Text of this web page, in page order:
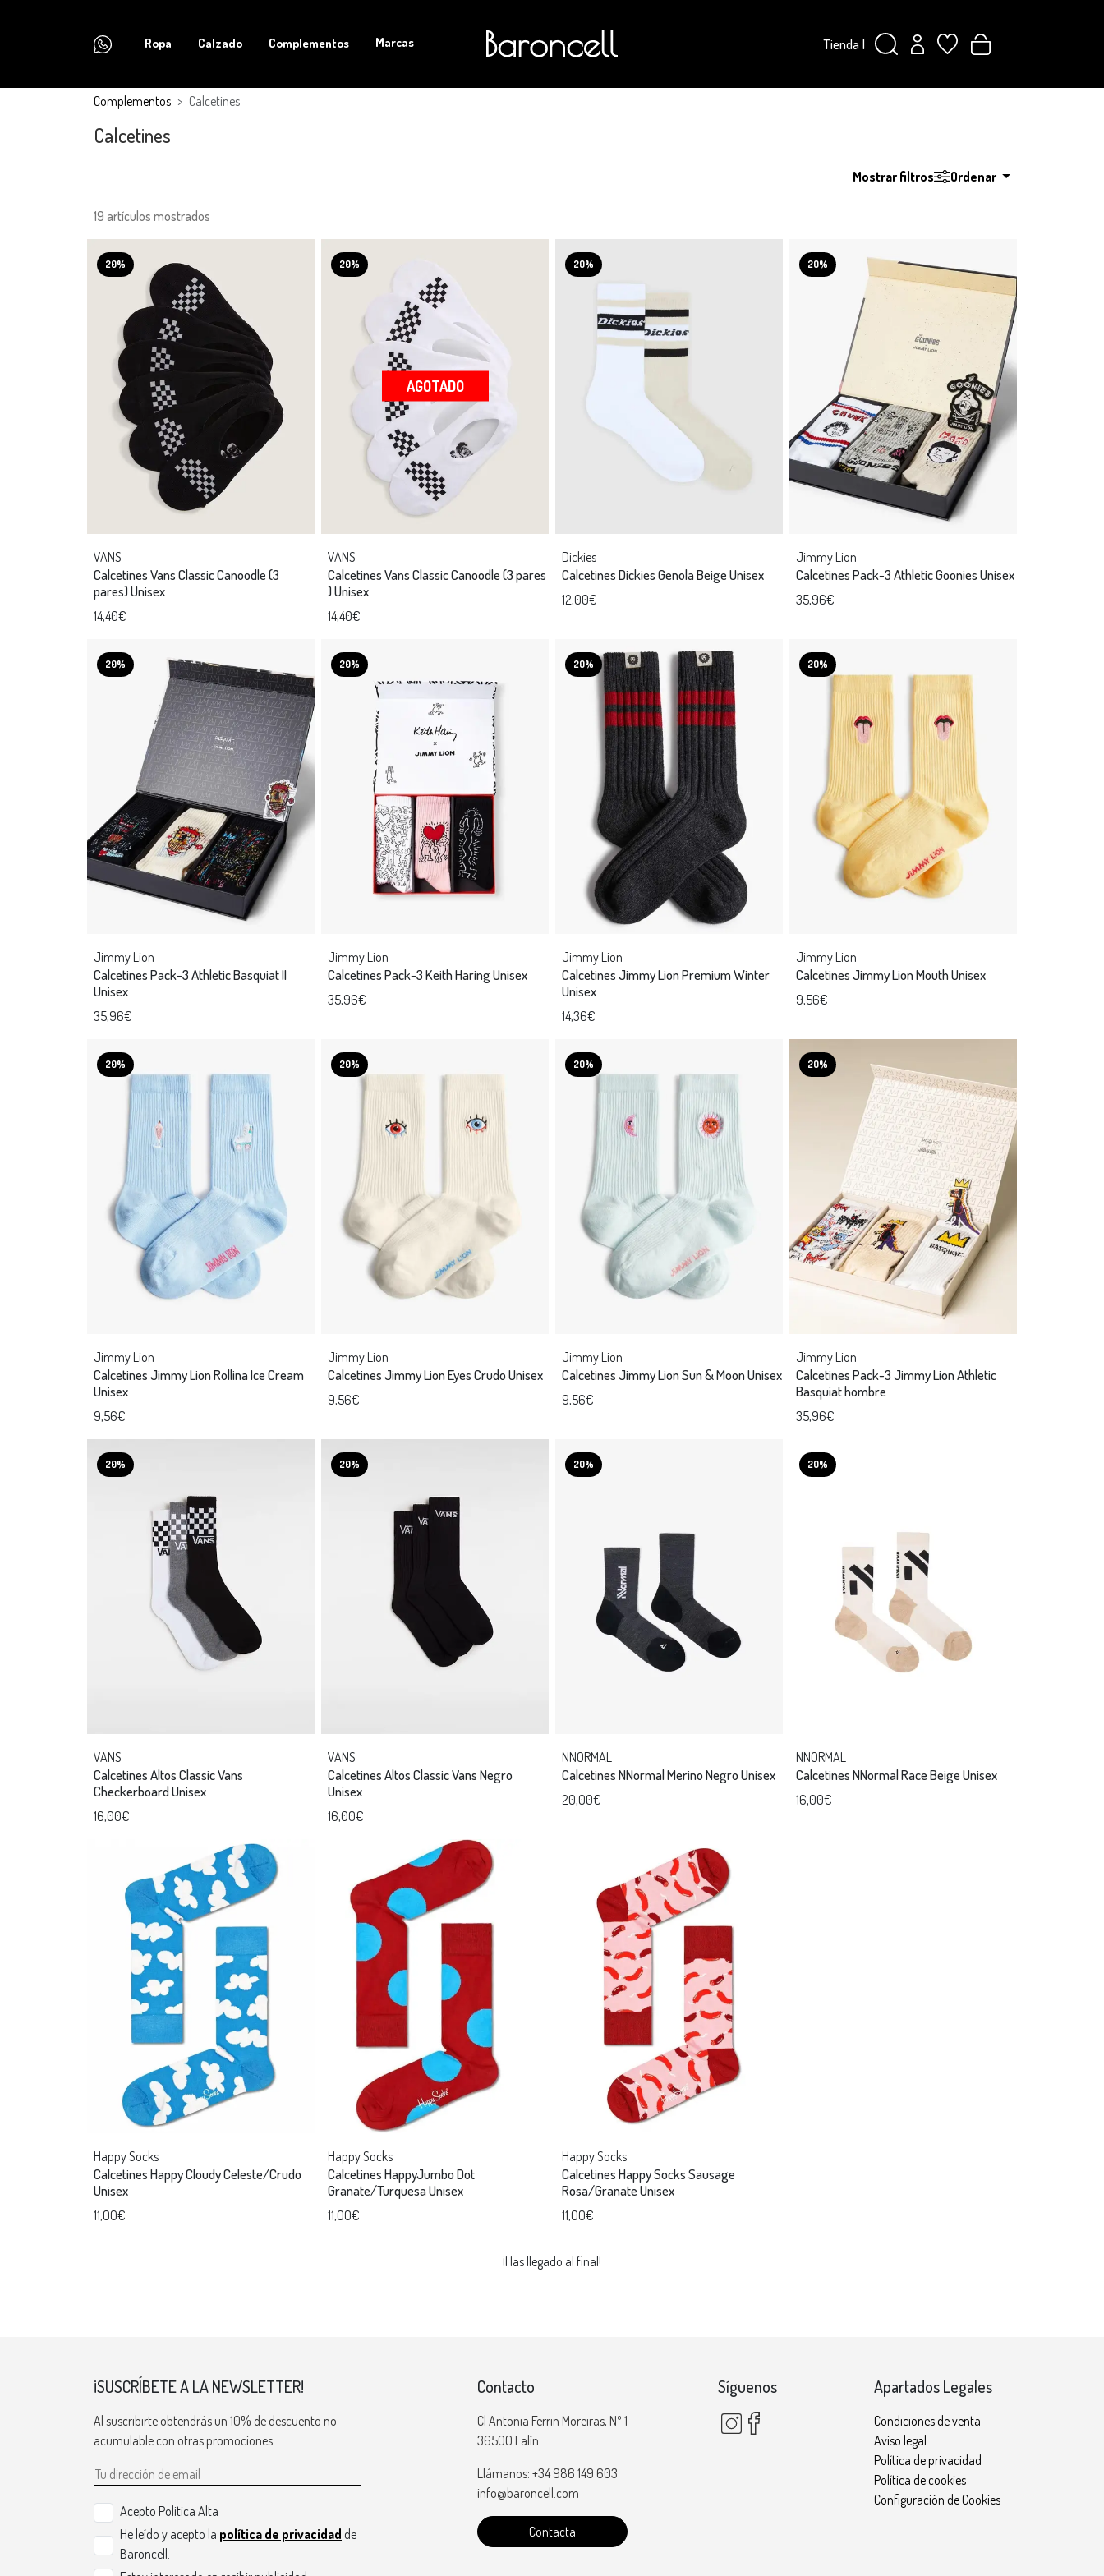
Ropa Calzado Complementos Marcas Tienda|
Complementos Calcetines
Calcetines
Mostrar filtros Ordenar
19 artículos mostrados
20%
VANS
Calcetines Vans Classic Canoodle (3
pares) Unisex
14,40€
20%
AGOTADO
VANS
Calcetines Vans Classic Canoodle (3 pares
) Unisex
14,40€
20%
Dickies
Calcetines Dickies Genola Beige Unisex
12,00€
20%
Jimmy Lion
Calcetines Pack-3 Athletic Goonies Unisex
35,96€
20%
Jimmy Lion
Calcetines Pack-3 Athletic Basquiat II
Unisex
35,96€
20%
Jimmy Lion
Calcetines Pack-3 Keith Haring Unisex
35,96€
20%
Jimmy Lion
Calcetines Jimmy Lion Premium Winter
Unisex
14,36€
20%
Jimmy Lion
Calcetines Jimmy Lion Mouth Unisex
9,56€
20%
Jimmy Lion
Calcetines Jimmy Lion Rollina Ice Cream
Unisex
9,56€
20%
Jimmy Lion
Calcetines Jimmy Lion Eyes Crudo Unisex
9,56€
20%
Jimmy Lion
Calcetines Jimmy Lion Sun & Moon Unisex
9,56€
20%
Jimmy Lion
Calcetines Pack-3 Jimmy Lion Athletic
Basquiat hombre
35,96€
20%
VANS
Calcetines Altos Classic Vans
Checkerboard Unisex
16,00€
20%
VANS
Calcetines Altos Classic Vans Negro
Unisex
16,00€
20%
NNORMAL
Calcetines NNormal Merino Negro Unisex
20,00€
20%
NNORMAL
Calcetines NNormal Race Beige Unisex
16,00€
Happy Socks
Calcetines Happy Cloudy Celeste/Crudo
Unisex
11,00€
Happy Socks
Calcetines HappyJumbo Dot
Granate/Turquesa Unisex
11,00€
Happy Socks
Calcetines Happy Socks Sausage
Rosa/Granate Unisex
11,00€
¡Has llegado al final!
¡SUSCRÍBETE A LA NEWSLETTER!
Al suscribirte obtendrás un 10% de descuento no
acumulable con otras promociones
Acepto Politica Alta
He leído y acepto la política de privacidad de
Baroncell.
Contacto
Cl Antonia Ferrin Moreiras, Nº 1
36500 Lalín
Llámanos: +34 986 149 603
info@baroncell.com
Contacta
Síguenos Apartados Legales
Condiciones de venta
Aviso legal
Política de privacidad
Política de cookies
Configuración de Cookies